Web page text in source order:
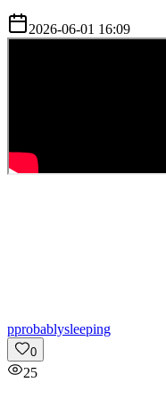
2026-06-01 16:09
pprobablysleeping
0
25